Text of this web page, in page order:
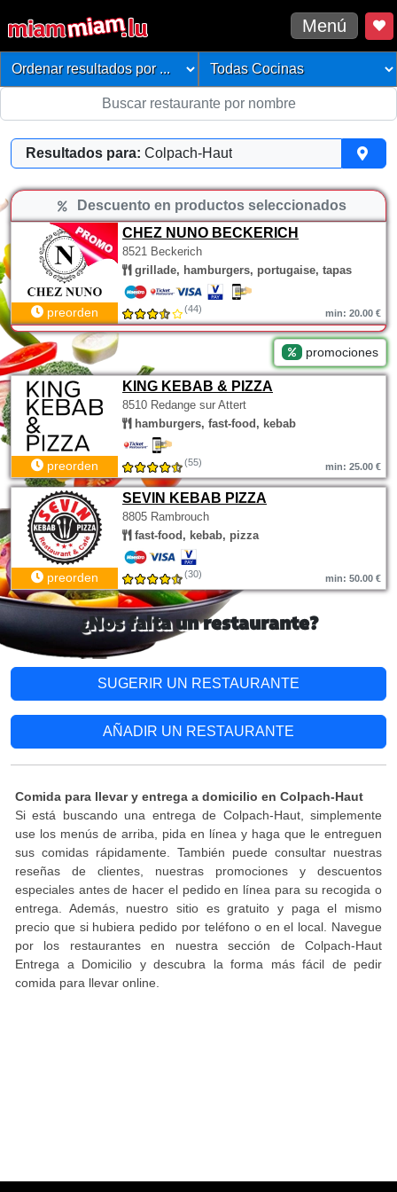
Menú
Resultados para: Colpach-Haut
Descuento en productos seleccionados
CHEZ NUNO BECKERICH
8521 Beckerich
grillade, hamburgers, portugaise, tapas
preorden (44) min: 20.00 €
promociones
KING KEBAB & PIZZA
8510 Redange sur Attert
hamburgers, fast-food, kebab
preorden (55) min: 25.00 €
SEVIN KEBAB PIZZA
8805 Rambrouch
fast-food, kebab, pizza
preorden (30) min: 50.00 €
¿Nos falta un restaurante?
SUGERIR UN RESTAURANTE
AÑADIR UN RESTAURANTE
Comida para llevar y entrega a domicilio en Colpach-Haut
Si está buscando una entrega de Colpach-Haut, simplemente
use los menús de arriba, pida en línea y haga que le entreguen
sus comidas rápidamente. También puede consultar nuestras
reseñas de clientes, nuestras promociones y descuentos
especiales antes de hacer el pedido en línea para su recogida o
entrega. Además, nuestro sitio es gratuito y paga el mismo
precio que si hubiera pedido por teléfono o en el local. Navegue
por los restaurantes en nuestra sección de Colpach-Haut
Entrega a Domicilio y descubra la forma más fácil de pedir
comida para llevar online.